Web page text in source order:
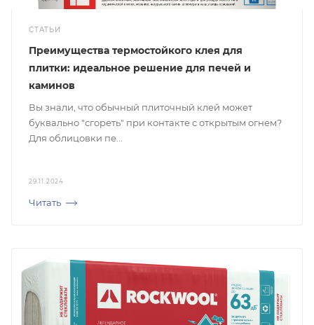
СТАТЬИ
29.11.2024
Читать
Преимущества термостойкого клея для
плитки: идеальное решение для печей и
каминов
Вы знали, что обычный плиточный клей может
буквально "сгореть" при контакте с открытым огнем?
Для облицовки пе...